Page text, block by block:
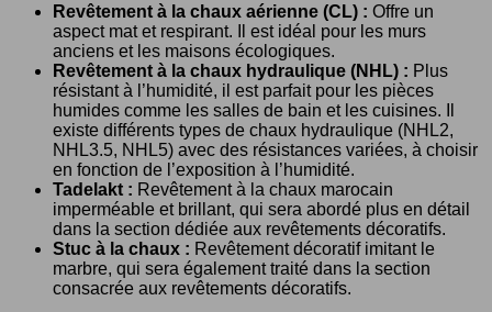
Revêtement à la chaux aérienne (CL) : Offre un
aspect mat et respirant. Il est idéal pour les murs
anciens et les maisons écologiques.
Revêtement à la chaux hydraulique (NHL) : Plus
résistant à l’humidité, il est parfait pour les pièces
humides comme les salles de bain et les cuisines. Il
existe différents types de chaux hydraulique (NHL2,
NHL3.5, NHL5) avec des résistances variées, à choisir
en fonction de l’exposition à l’humidité.
Tadelakt : Revêtement à la chaux marocain
imperméable et brillant, qui sera abordé plus en détail
dans la section dédiée aux revêtements décoratifs.
Stuc à la chaux : Revêtement décoratif imitant le
marbre, qui sera également traité dans la section
consacrée aux revêtements décoratifs.